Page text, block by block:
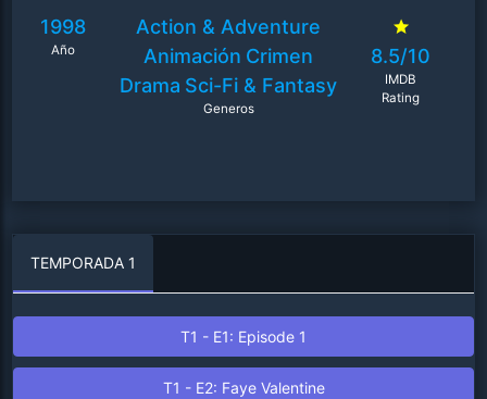
recompensas..
1998
Año
Action & Adventure
Animación Crimen
Drama Sci-Fi & Fantasy
Generos
8.5/10
IMDB
Rating
TEMPORADA 1
T1 - E1: Episode 1
T1 - E2: Faye Valentine